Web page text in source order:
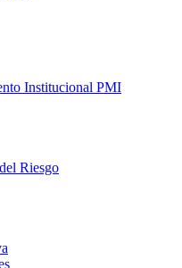
Institucional PMI
Riesgo